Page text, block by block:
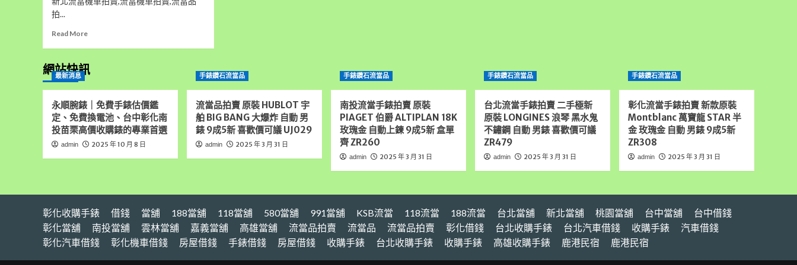
拍...
Read MoreRead
新
北
流
當
機
車
拍
賣
勁
戰
125
雙
網站快訊
最新消息
永順腕錶｜免費手錶估價鑑
定、免費換電池、台中彰化南
投苗栗高價收購錶的專業首選
admin 2025 年 10 月 8 日
手錶鑽石流當品
流當品拍賣 原裝 HUBLOT 宇
舶 BIG BANG 大爆炸 自動 男
錶 9成5新 喜歡價可議 UJ029
admin 2025 年 3 月 31 日
手錶鑽石流當品
南投流當手錶拍賣 原裝
PIAGET 伯爵 ALTIPLAN 18K
玫瑰金 自動上鍊 9成5新 盒單
齊 ZR260
admin 2025 年 3 月 31 日
手錶鑽石流當品
台北流當手錶拍賣 二手極新
原裝 LONGINES 浪琴 黑水鬼
不鏽鋼 自動 男錶 喜歡價可議
ZR479
admin 2025 年 3 月 31 日
手錶鑽石流當品
彰化流當手錶拍賣 新款原裝
Montblanc 萬寶龍 STAR 半
金 玫瑰金 自動 男錶 9成5新
ZR308
admin 2025 年 3 月 31 日
彰化收購手錶 借錢 當舖 188當舖 118當舖 580當舖 991當舖 KSB流當 118流當 188流當 台北當舖 新北當舖 桃園當舖 台中當舖
台中借錢
彰化當舖
南投當舖 雲林當舖 嘉義當舖 高雄當舖 流當品拍賣 流當品 流當品拍賣 彰化借錢 台北收購手錶 台北汽車借錢 收購手錶
汽車借錢
彰化汽車借錢
彰化機車借錢 房屋借錢 手錶借錢 房屋借錢 收購手錶 台北收購手錶 收購手錶 高雄收購手錶 鹿港民宿 鹿港民宿